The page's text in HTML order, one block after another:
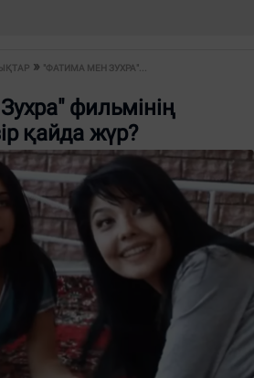
"ФАТИМА МЕН ЗУХРА"...
фильмінің
қайда жүр?